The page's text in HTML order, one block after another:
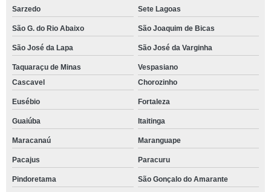
Sarzedo Sete Lagoas
São G. do Rio Abaixo São Joaquim de Bicas
São José da Lapa São José da Varginha
Taquaraçu de Minas
Vespasiano
Cascavel
Chorozinho
Eusébio Fortaleza
Guaiúba Itaitinga
Maracanaú Maranguape
Pacajus Paracuru
Pindoretama São Gonçalo do Amarante